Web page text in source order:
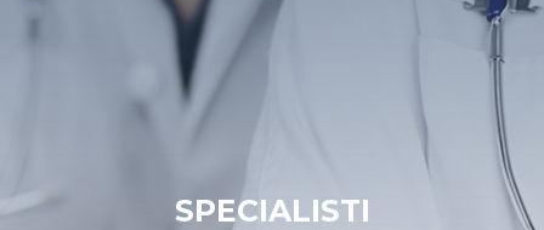
SPECIALISTI